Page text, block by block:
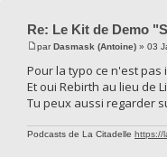
Re: Le Kit de Demo
parDasmask (Antoine) » 03
Pour la typo ce n'est pas
Et oui Rebirth au lieu de
Tu peux aussi regarder
Podcasts de La Citadelle https://